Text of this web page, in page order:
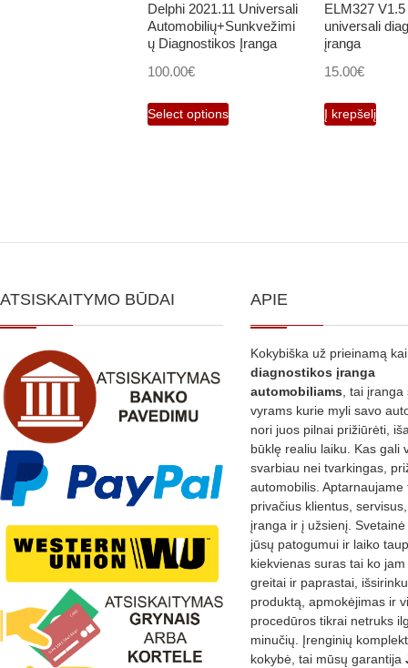
Delphi 2021.11 Universali
Automobilių+Sunkvežimi
ų Diagnostikos Įranga
100.00€
Select options
ELM327
universali
įranga
15.00€
Į krepšelį
ATSISKAITYMO BŪDAI APIE
Kokybiška už prieinamą
diagnostikos įranga
automobiliams , tai
vyrams kurie myli savo
nori juos pilnai prižiūrėti,
būklę realiu laiku. Kas gali
svarbiau nei tvarkingas,
automobilis. Aptarnaujame
privačius klientus,
įranga ir į užsienį.
jūsų patogumui ir laiko
kiekvienas suras tai ko
greitai ir paprastai,
produktą, apmokėjimas ir
procedūros tikrai netruks
minučių. Įrenginių
kokybė, tai mūsų garantija